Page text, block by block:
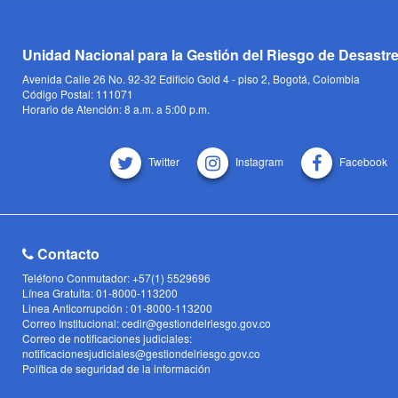
Unidad Nacional para la Gestión del Riesgo de
Avenida Calle 26 No. 92-32 Edificio Gold 4 - piso 2, Bogotá, Colombia
Código Postal: 111071
Horario de Atención: 8 a.m. a 5:00 p.m.
Twitter Instagram Facebook
Contacto
Teléfono Conmutador: +57(1) 5529696
Línea Gratuita: 01-8000-113200
Linea Anticorrupción : 01-8000-113200
Correo Institucional: cedir@gestiondelriesgo.gov.co
Correo de notificaciones judiciales:
notificacionesjudiciales@gestiondelriesgo.gov.co
Política de seguridad de la información